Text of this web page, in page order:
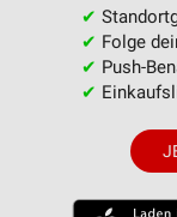
✔
✔ Folge
✔ Push-
✔